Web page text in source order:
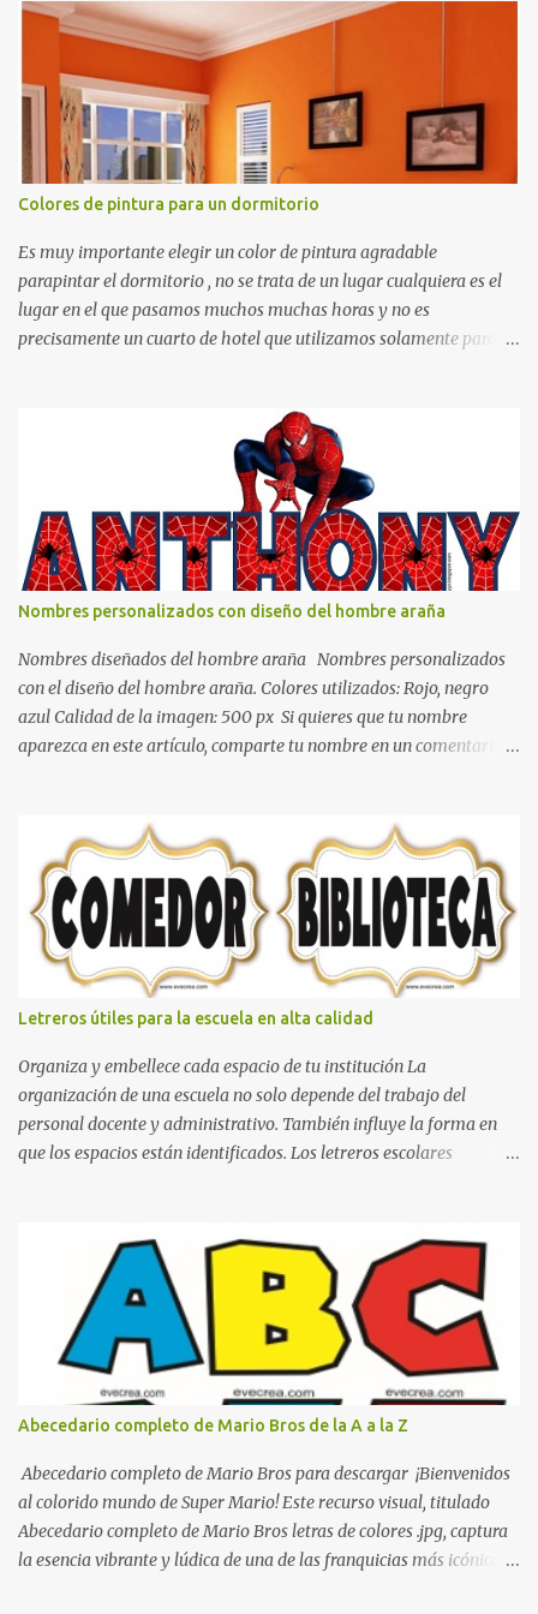
matemáticos, para decorar los cumpleaños de los niños, entre
otras cosas.
Colores de pintura para un dormitorio
Es muy importante elegir un color de pintura agradable
parapintar el dormitorio , no se trata de un lugar cualquiera es el
lugar en el que pasamos muchos muchas horas y no es
precisamente un cuarto de hotel que utilizamos solamente para
cómodo y también para nuestra vista. Te mostramos algunas
sugerencias que pueden brindar la elegancia y estilo que buscas
para tu dormitorio. El color naranja es una buena opción para
recibir esa luz y felicidad que todo ser humano necesita. El color
blanco es ideal para lograr el relax total, es un color que va con
todo y además es color bastante limpio que te dará esa sensación
de calidez. Los colores terra son excelentes para usar en el
dormitorio nos brinda esa sensación de tranquilidad y confort. El
color gris es un color muy relajante y por lo tanto entra en la lista
de colo...
Nombres personalizados con diseño del hombre araña
Nombres diseñados del hombre araña Nombres personalizados
con el diseño del hombre araña. Colores utilizados: Rojo, negro
azul Calidad de la imagen: 500 px Si quieres que tu nombre
aparezca en este artículo, comparte tu nombre en un comentario y
decorar el dormitorio con pósters Cama con diseño de ring de
boxeo Ideas para decoraciones de fiestas infantiles Cosas bonitas
que se pueden hacer con gomas de coche
Letreros útiles para la escuela en alta calidad
Organiza y embellece cada espacio de tu institución La
organización de una escuela no solo depende del trabajo del
personal docente y administrativo. También influye la forma en
que los espacios están identificados. Los letreros escolares
decorativo que hace que la institución luzca más ordenada,
moderna y acogedora. Pensando en esta necesidad, he diseñado
una colección de letreros útiles para la escuela con un estilo
elegante, fácil de leer y listo para imprimir en alta calidad. Su
diseño busca combinar funcionalidad y estética, logrando que
cualquier institución educativa proyecte una imagen más
organizada y profesional. ¿Por qué son importantes los letreros
escolares? En una escuela conviven diariamente cientos de
personas. Para quienes visitan la institución por primera vez,
encontrar la biblioteca, la dirección o un aula específica puede
resultar c...
Abecedario completo de Mario Bros de la A a la Z
Abecedario completo de Mario Bros para descargar ¡Bienvenidos
al colorido mundo de Super Mario! Este recurso visual, titulado
Abecedario completo de Mario Bros letras de colores .jpg, captura
la esencia vibrante y lúdica de una de las franquicias más icónicas